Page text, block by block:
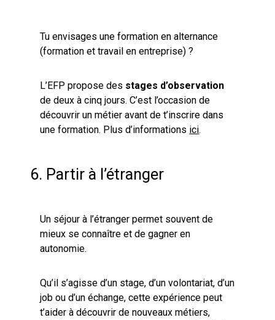
Tu envisages une formation en alternance
(formation et travail en entreprise) ?
L’EFP propose des stages d’observation
de deux à cinq jours. C’est l’occasion de
découvrir un métier avant de t’inscrire dans
une formation. Plus d’informations ici.
6. Partir à l’étranger
Un séjour à l’étranger permet souvent de
mieux se connaître et de gagner en
autonomie.
Qu’il s’agisse d’un stage, d’un volontariat, d’un
job ou d’un échange, cette expérience peut
t’aider à découvrir de nouveaux métiers,